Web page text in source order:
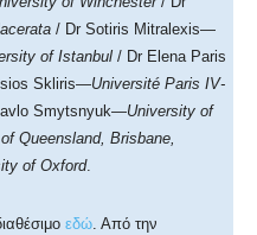
/ Dr Sotiris Mitralexis—
of Istanbul / Dr Elena Paris
Skliris—Université Paris IV-
Smytsnyuk—University of
Queensland, Brisbane,
of Oxford.
εδώ. Από την